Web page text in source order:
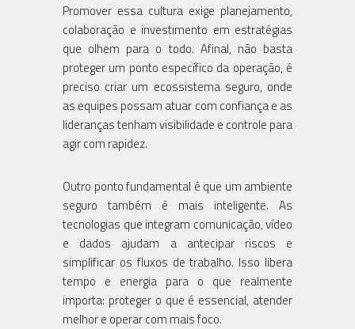
Promover essa cultura exige planejamento,
colaboração e investimento em estratégias
que olhem para o todo. Afinal, não basta
proteger um ponto específico da operação, é
preciso criar um ecossistema seguro, onde
as equipes possam atuar com confiança e as
lideranças tenham visibilidade e controle para
agir com rapidez.
Outro ponto fundamental é que um ambiente
seguro também é mais inteligente. As
tecnologias que integram comunicação, vídeo
e dados ajudam a antecipar riscos e
simplificar os fluxos de trabalho. Isso libera
tempo e energia para o que realmente
importa: proteger o que é essencial, atender
melhor e operar com mais foco.